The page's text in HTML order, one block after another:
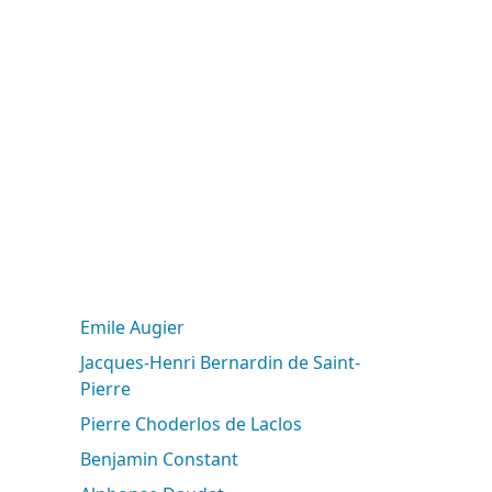
Emile Augier
Jacques-Henri Bernardin de Saint-
Pierre
Pierre Choderlos de Laclos
Benjamin Constant